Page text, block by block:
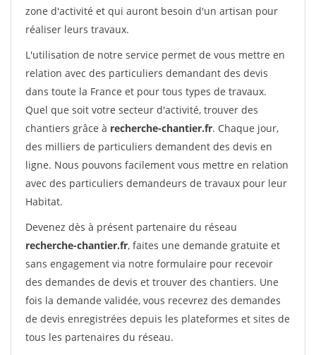
zone d'activité et qui auront besoin d'un artisan pour
réaliser leurs travaux.
L'utilisation de notre service permet de vous mettre en
relation avec des particuliers demandant des devis
dans toute la France et pour tous types de travaux.
Quel que soit votre secteur d'activité, trouver des
chantiers grâce à recherche-chantier.fr. Chaque jour,
des milliers de particuliers demandent des devis en
ligne. Nous pouvons facilement vous mettre en relation
avec des particuliers demandeurs de travaux pour leur
Habitat.
Devenez dès à présent partenaire du réseau
recherche-chantier.fr, faites une demande gratuite et
sans engagement via notre formulaire pour recevoir
des demandes de devis et trouver des chantiers. Une
fois la demande validée, vous recevrez des demandes
de devis enregistrées depuis les plateformes et sites de
tous les partenaires du réseau.